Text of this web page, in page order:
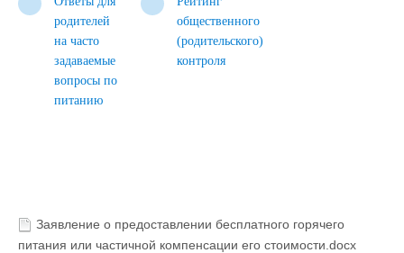
родителей
на часто
задаваемые
вопросы по
питанию
общественного
(родительского)
контроля
Заявление о предоставлении бесплатного горячего
питания или частичной компенсации его стоимости.docx